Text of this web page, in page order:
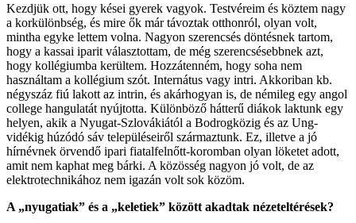
Kezdjük ott, hogy kései gyerek vagyok. Testvéreim és köztem nagy
a korkülönbség, és mire ők már távoztak otthonról, olyan volt,
mintha egyke lettem volna. Nagyon szerencsés döntésnek tartom,
hogy a kassai iparit választottam, de még szerencsésebbnek azt,
hogy kollégiumba kerültem. Hozzátenném, hogy soha nem
használtam a kollégium szót. Internátus vagy intri. Akkoriban kb.
négyszáz fiú lakott az intrin, és akárhogyan is, de némileg egy angol
college hangulatát nyújtotta. Különböző hátterű diákok laktunk egy
helyen, akik a Nyugat-Szlovákiától a Bodrogközig és az Ung-
vidékig húzódó sáv településeiről származtunk. Ez, illetve a jó
hírnévnek örvendő ipari fiatalfelnőtt-koromban olyan löketet adott,
amit nem kaphat meg bárki. A közösség nagyon jó volt, de az
elektrotechnikához nem igazán volt sok közöm.
A „nyugatiak” és a „keletiek” között akadtak nézeteltérések?